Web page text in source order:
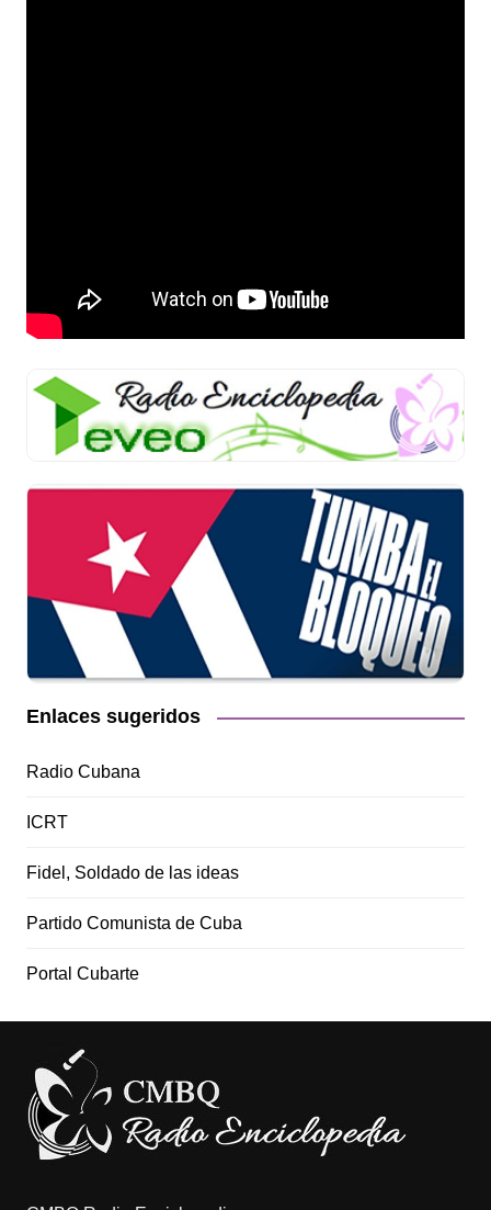
Enlaces sugeridos
Radio Cubana
ICRT
Fidel, Soldado de las ideas
Partido Comunista de Cuba
Portal Cubarte